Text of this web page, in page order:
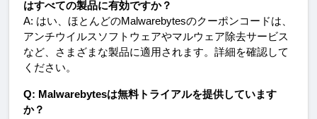
はすべての製品に有効ですか？
A: はい、ほとんどのMalwarebytesのクーポンコードは、
アンチウイルスソフトウェアやマルウェア除去サービス
など、さまざまな製品に適用されます。詳細を確認して
ください。
Q: Malwarebytesは無料トライアルを提供しています
か？